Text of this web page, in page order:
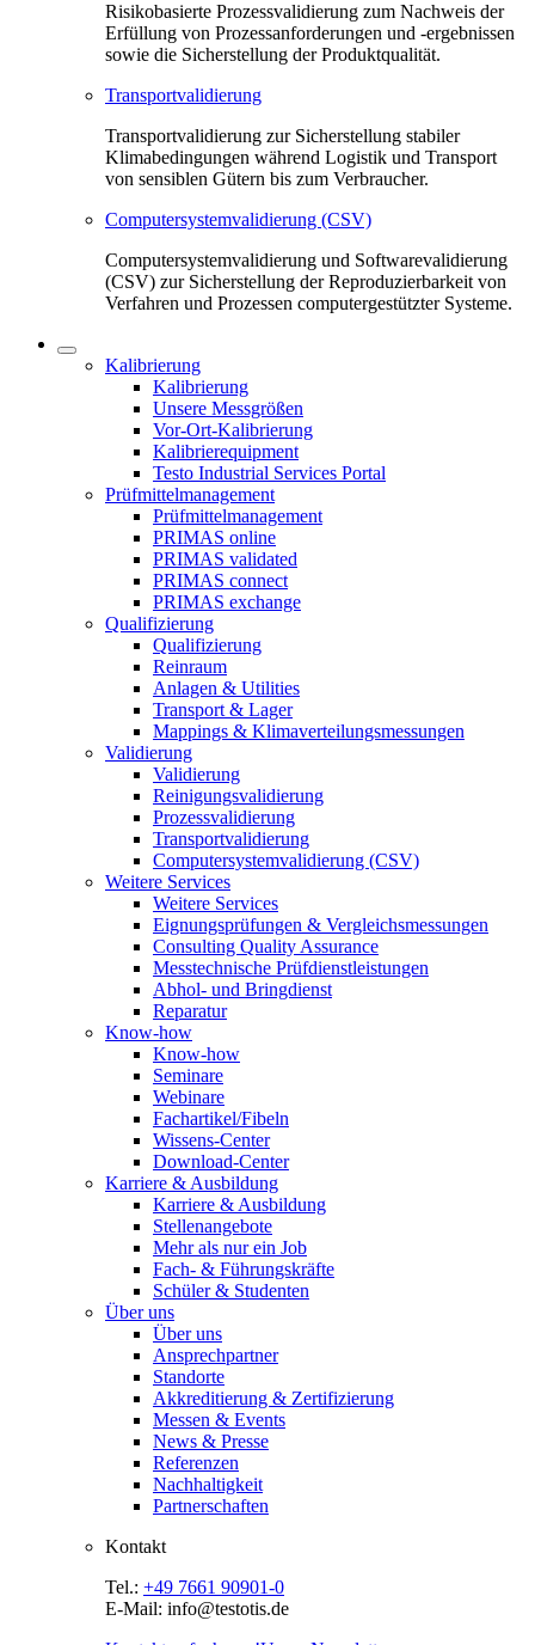
Risikobasierte Prozessvalidierung zum Nachweis der
Erfüllung von Prozessanforderungen und -ergebnissen
sowie die Sicherstellung der Produktqualität.
Transportvalidierung
Transportvalidierung zur Sicherstellung stabiler
Klimabedingungen während Logistik und Transport
von sensiblen Gütern bis zum Verbraucher.
Computersystemvalidierung (CSV)
Computersystemvalidierung und Softwarevalidierung
(CSV) zur Sicherstellung der Reproduzierbarkeit von
Verfahren und Prozessen computergestützter Systeme.
Kalibrierung
Kalibrierung
Unsere Messgrößen
Vor-Ort-Kalibrierung
Kalibrierequipment
Testo Industrial Services Portal
Prüfmittelmanagement
Prüfmittelmanagement
PRIMAS online
PRIMAS validated
PRIMAS connect
PRIMAS exchange
Qualifizierung
Qualifizierung
Reinraum
Anlagen & Utilities
Transport & Lager
Mappings & Klimaverteilungsmessungen
Validierung
Validierung
Reinigungsvalidierung
Prozessvalidierung
Transportvalidierung
Computersystemvalidierung (CSV)
Weitere Services
Weitere Services
Eignungsprüfungen & Vergleichsmessungen
Consulting Quality Assurance
Messtechnische Prüfdienstleistungen
Abhol- und Bringdienst
Reparatur
Know-how
Know-how
Seminare
Webinare
Fachartikel/Fibeln
Wissens-Center
Download-Center
Karriere & Ausbildung
Karriere & Ausbildung
Stellenangebote
Mehr als nur ein Job
Fach- & Führungskräfte
Schüler & Studenten
Über uns
Über uns
Ansprechpartner
Standorte
Akkreditierung & Zertifizierung
Messen & Events
News & Presse
Referenzen
Nachhaltigkeit
Partnerschaften
Kontakt
Tel.: +49 7661 90901-0
E-Mail: info@testotis.de